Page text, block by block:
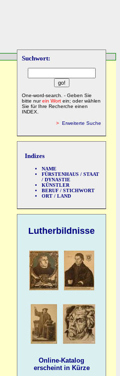
Suchwort:
One-word-search. - Geben Sie
bitte nurein Wort ein; oder wählen
Sie für Ihre Recherche einen
INDEX.
> Erweiterte Suche
Indizes
NAME
FÜRSTENHAUS / STAAT
/ DYNASTIE
KÜNSTLER
BERUF / STICHWORT
ORT / LAND
Lutherbildnisse
Online-Katalog
erscheint in Kürze